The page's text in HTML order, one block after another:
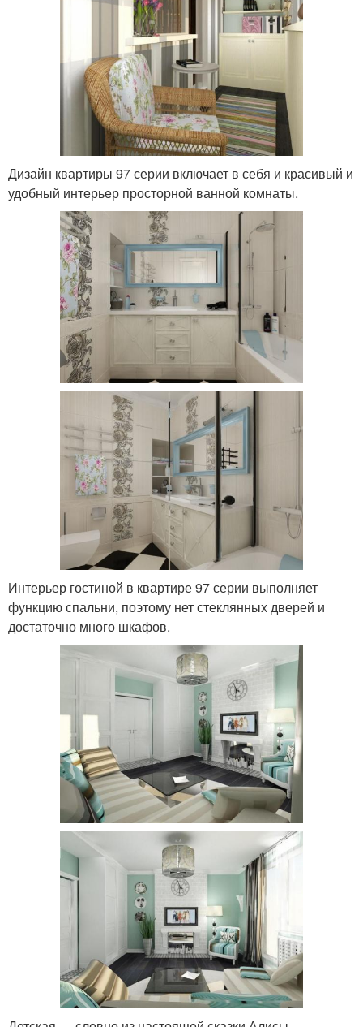
Дизайн квартиры 97 серии включает в себя и красивый и
удобный интерьер просторной ванной комнаты.
Интерьер гостиной в квартире 97 серии выполняет
функцию спальни, поэтому нет стеклянных дверей и
достаточно много шкафов.